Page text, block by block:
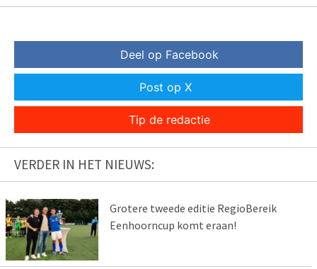
Deel op Facebook
Post op X
Tip de redactie
VERDER IN HET NIEUWS:
Grotere tweede editie RegioBereik
Eenhoorncup komt eraan!